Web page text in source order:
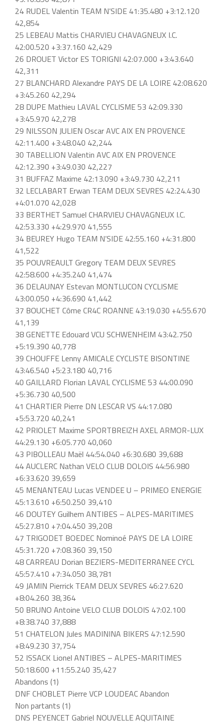
24 RUDEL Valentin TEAM N’SIDE 41:35.480 +3:12.120
42,854
25 LEBEAU Mattis CHARVIEU CHAVAGNEUX I.C.
42:00.520 +3:37.160 42,429
26 DROUET Victor ES TORIGNI 42:07.000 +3:43.640
42,311
27 BLANCHARD Alexandre PAYS DE LA LOIRE 42:08.620
+3:45.260 42,294
28 DUPE Mathieu LAVAL CYCLISME 53 42:09.330
+3:45.970 42,278
29 NILSSON JULIEN Oscar AVC AIX EN PROVENCE
42:11.400 +3:48.040 42,244
30 TABELLION Valentin AVC AIX EN PROVENCE
42:12.390 +3:49.030 42,227
31 BUFFAZ Maxime 42:13.090 +3:49.730 42,211
32 LECLABART Erwan TEAM DEUX SEVRES 42:24.430
+4:01.070 42,028
33 BERTHET Samuel CHARVIEU CHAVAGNEUX I.C.
42:53.330 +4:29.970 41,555
34 BEUREY Hugo TEAM N’SIDE 42:55.160 +4:31.800
41,522
35 POUVREAULT Gregory TEAM DEUX SEVRES
42:58.600 +4:35.240 41,474
36 DELAUNAY Estevan MONTLUCON CYCLISME
43:00.050 +4:36.690 41,442
37 BOUCHET Côme CR4C ROANNE 43:19.030 +4:55.670
41,139
38 GENETTE Edouard VCU SCHWENHEIM 43:42.750
+5:19.390 40,778
39 CHOUFFE Lenny AMICALE CYCLISTE BISONTINE
43:46.540 +5:23.180 40,716
40 GAILLARD Florian LAVAL CYCLISME 53 44:00.090
+5:36.730 40,500
41 CHARTIER Pierre DN LESCAR VS 44:17.080
+5:53.720 40,241
42 PRIOLET Maxime SPORTBREIZH AXEL ARMOR-LUX
44:29.130 +6:05.770 40,060
43 PIBOLLEAU Maël 44:54.040 +6:30.680 39,688
44 AUCLERC Nathan VELO CLUB DOLOIS 44:56.980
+6:33.620 39,659
45 MENANTEAU Lucas VENDEE U – PRIMEO ENERGIE
45:13.610 +6:50.250 39,410
46 DOUTEY Guilhem ANTIBES – ALPES-MARITIMES
45:27.810 +7:04.450 39,208
47 TRIGODET BOEDEC Nominoé PAYS DE LA LOIRE
45:31.720 +7:08.360 39,150
48 CARREAU Dorian BEZIERS-MEDITERRANEE CYCL
45:57.410 +7:34.050 38,781
49 JAMIN Pierrick TEAM DEUX SEVRES 46:27.620
+8:04.260 38,364
50 BRUNO Antoine VELO CLUB DOLOIS 47:02.100
+8:38.740 37,888
51 CHATELON Jules MADININA BIKERS 47:12.590
+8:49.230 37,754
52 ISSACK Lionel ANTIBES – ALPES-MARITIMES
50:18.600 +11:55.240 35,427
Abandons (1)
DNF CHOBLET Pierre VCP LOUDEAC Abandon
Non partants (1)
DNS PEYENCET Gabriel NOUVELLE AQUITAINE